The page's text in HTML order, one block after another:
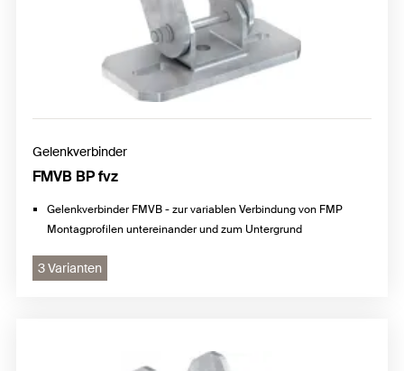
Gelenkverbinder
FMVB BP fvz
Gelenkverbinder FMVB - zur variablen Verbindung von FMP
Montagprofilen untereinander und zum Untergrund
3 Varianten